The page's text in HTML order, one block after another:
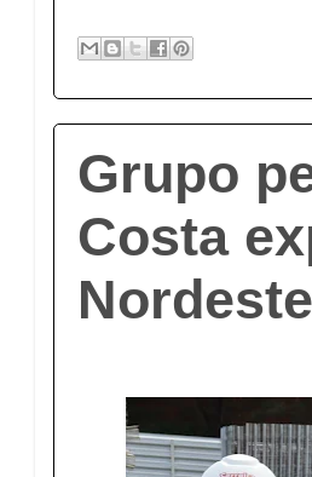
Grupo
Costa